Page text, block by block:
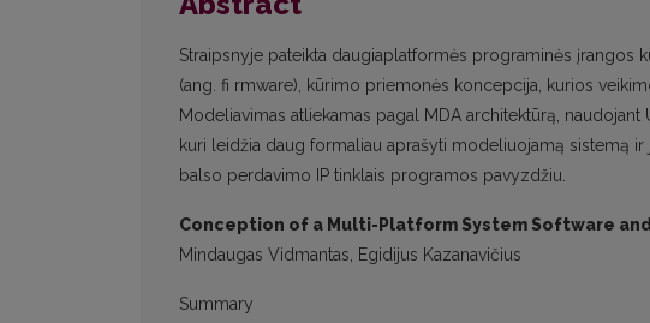
Straipsnyje pateikta daugiaplatformės programinės įrangos
(ang. fi rmware), kūrimo priemonės koncepcija, kurios
Modeliavimas atliekamas pagal MDA architektūrą,
kuri leidžia daug formaliau aprašyti modeliuojamą sistemą
balso perdavimo IP tinklais programos pavyzdžiu.
Conception of a Multi-Platform System Software
Mindaugas Vidmantas, Egidijus Kazanavičius
Summary